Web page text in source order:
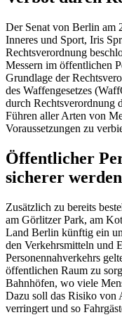
Der Senat von Berlin am
Inneres und Sport, Iris
Rechtsverordnung
Messern im öffentlichen
Grundlage der
des Waffengesetzes
durch Rechtsverordnung
Führen aller Arten von
Voraussetzungen zu
Öffentlicher
sicherer werden
Zusätzlich zu bereits
am Görlitzer Park, am
Land Berlin künftig ein
den Verkehrsmitteln und
Personennahverkehrs
öffentlichen Raum zu
Bahnhöfen, wo viele
Dazu soll das Risiko von
verringert und so